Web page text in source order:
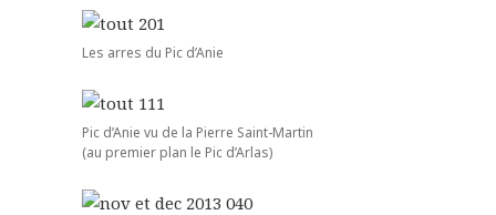
Les arres du Pic d’Anie
Pic d’Anie vu de la Pierre Saint-Martin
(au premier plan le Pic d’Arlas)